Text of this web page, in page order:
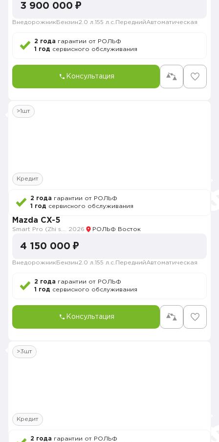
3 900 000 ₽
Внедорожник Бензин2.0 л. 155 л.с. ПереднийАвтоматическая
2 года гарантии от РОЛЬФ
1 год сервисного обслуживания
Консультация
>1шт
Кредит
2 года гарантии от РОЛЬФ
1 год сервисного обслуживания
Mazda CX-5
2026 РОЛЬФ Восток
4 150 000 ₽
Внедорожник Бензин2.0 л. 155 л.с. ПереднийАвтоматическая
2 года гарантии от РОЛЬФ
1 год сервисного обслуживания
Консультация
>3шт
Кредит
2 года гарантии от РОЛЬФ